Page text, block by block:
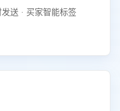
送 · 买家智能标签